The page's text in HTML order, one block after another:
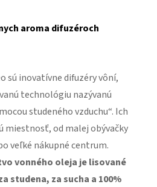
aroma difuzéroch
sú inovatívne difuzéry vôní,
technológiu nazývanú
studeného vzduchu“. Ich
miestnosť, od malej obývačky
veľké nákupné centrum.
vonného oleja je lisované
studena, za sucha a 100%